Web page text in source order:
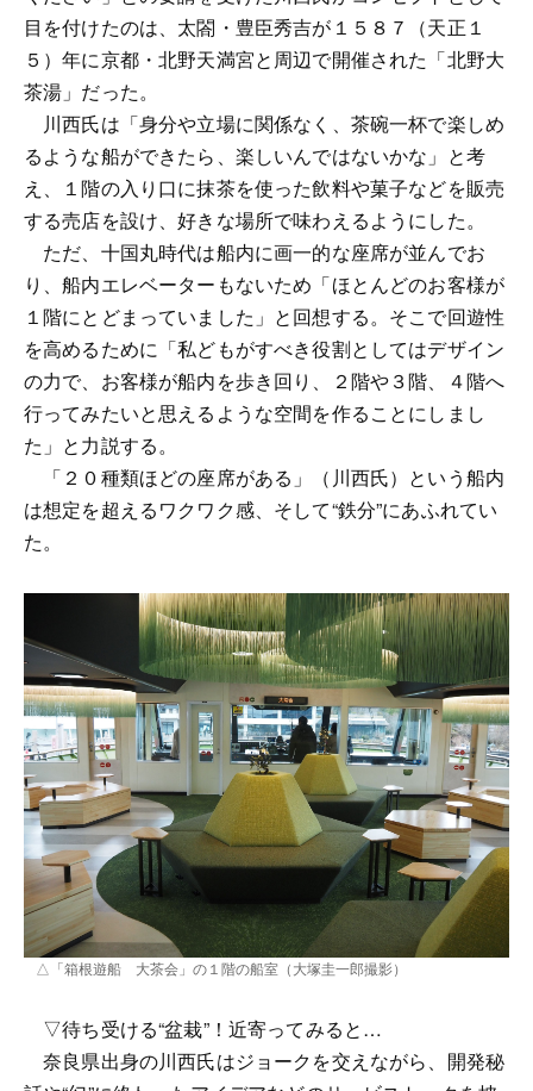
目を付けたのは、太閤・豊臣秀吉が１５８７（天正１
５）年に京都・北野天満宮と周辺で開催された「北野大
茶湯」だった。
川西氏は「身分や立場に関係なく、茶碗一杯で楽しめ
るような船ができたら、楽しいんではないかな」と考
え、１階の入り口に抹茶を使った飲料や菓子などを販売
する売店を設け、好きな場所で味わえるようにした。
ただ、十国丸時代は船内に画一的な座席が並んでお
り、船内エレベーターもないため「ほとんどのお客様が
１階にとどまっていました」と回想する。そこで回遊性
を高めるために「私どもがすべき役割としてはデザイン
の力で、お客様が船内を歩き回り、２階や３階、４階へ
行ってみたいと思えるような空間を作ることにしまし
た」と力説する。
「２０種類ほどの座席がある」（川西氏）という船内
は想定を超えるワクワク感、そして“鉄分”にあふれてい
た。
△「箱根遊船 大茶会」の１階の船室（大塚圭一郎撮影）
▽待ち受ける“盆栽”！近寄ってみると…
奈良県出身の川西氏はジョークを交えながら、開発秘